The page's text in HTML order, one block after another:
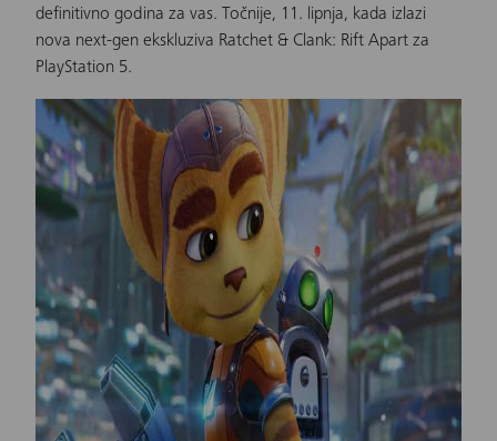
definitivno godina za vas. Točnije, 11. lipnja, kada izlazi
nova next-gen ekskluziva Ratchet & Clank: Rift Apart za
PlayStation 5.